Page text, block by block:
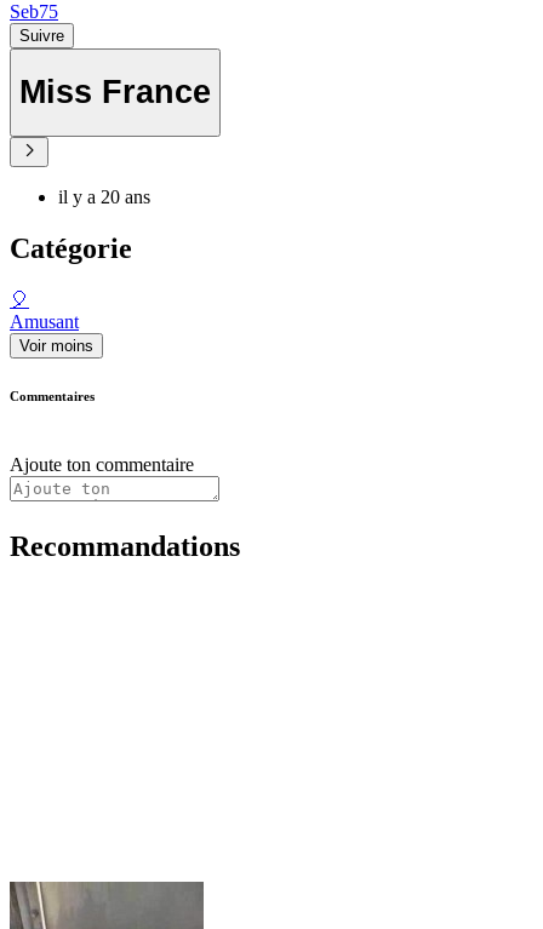
Seb75
Suivre
Miss France
il y a 20 ans
Catégorie
🎈
Amusant
Voir moins
Commentaires
Ajoute ton commentaire
Recommandations